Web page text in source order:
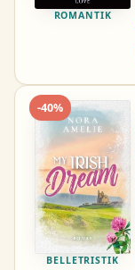
ROMANTIK
-40%
BELLETRISTIK